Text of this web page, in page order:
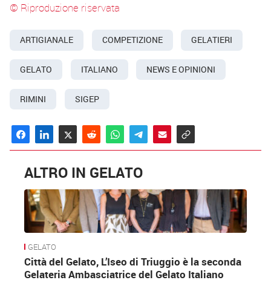
© Riproduzione riservata
ARTIGIANALE COMPETIZIONE GELATIERI
GELATO ITALIANO NEWS E OPINIONI
RIMINI SIGEP
ALTRO IN GELATO
GELATO
Città del Gelato, L’Iseo di Triuggio è la seconda
Gelateria Ambasciatrice del Gelato Italiano